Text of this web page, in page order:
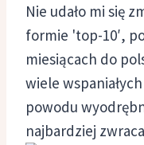
Nie udało mi się
formie 'top-10′,
miesiącach do
wiele
powodu
najbardziej